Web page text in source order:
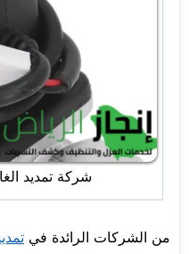
شركة تمديد
من الشركات الرائدة في